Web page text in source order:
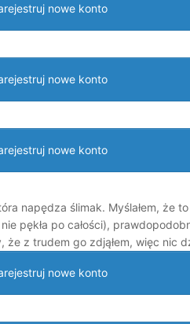
nowe konto
nowe konto
nowe konto
napędza ślimak. Myślałem, że
pękła po całości),
z trudem go zdjąłem, więc nic
nowe konto